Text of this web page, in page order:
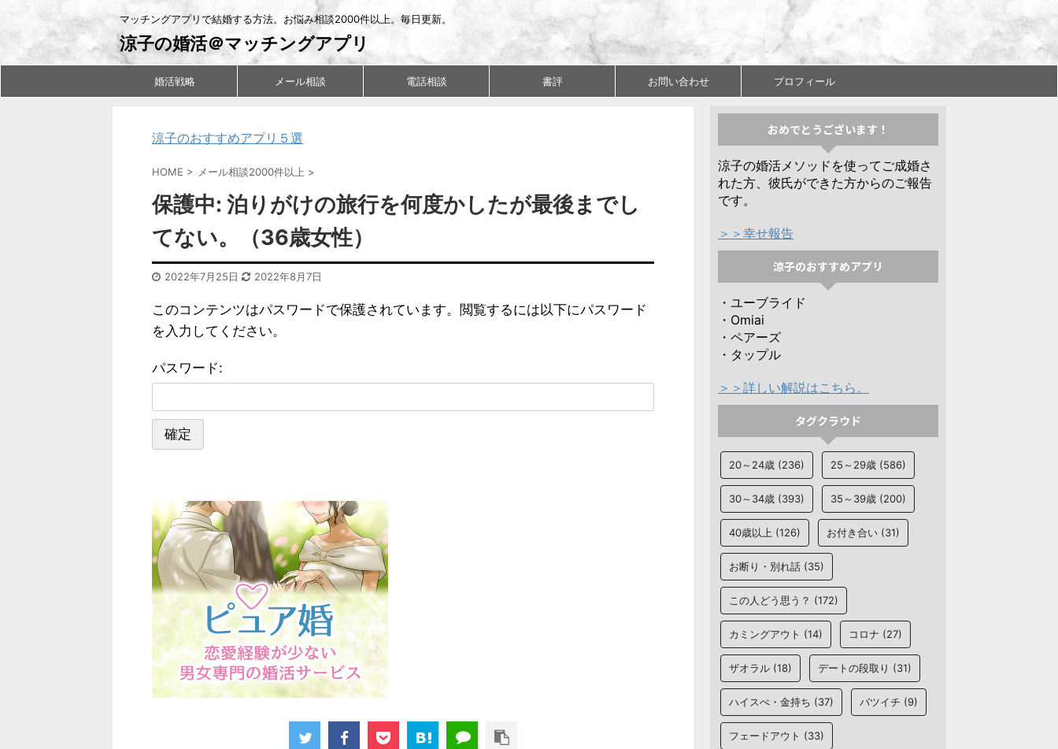
マッチングアプリで結婚する方法。お悩み相談2000件以上。毎日更新。
涼子の婚活＠マッチングアプリ
婚活戦略 メール相談 電話相談 書評 お問い合わせ プロフィール
涼子のおすすめアプリ５選
HOME > メール相談2000件以上 >
保護中: 泊りがけの旅行を何度かしたが最後までし
てない。（36歳女性）
2022年7月25日 2022年8月7日
このコンテンツはパスワードで保護されています。閲覧するには以下にパスワード
を入力してください。
パスワード:
おめでとうございます！
涼子の婚活メソッドを使ってご成婚さ
れた方、彼氏ができた方からのご報告
です。
＞＞幸せ報告
涼子のおすすめアプリ
・ユーブライド
・Omiai
・ペアーズ
・タップル
＞＞詳しい解説はこちら。
タグクラウド
20～24歳 (236) 25～29歳 (586)
30～34歳 (393) 35～39歳 (200)
40歳以上 (126) お付き合い (31)
お断り・別れ話 (35)
この人どう思う？ (172)
カミングアウト (14) コロナ (27)
ザオラル (18) デートの段取り (31)
ハイスぺ・金持ち (37) バツイチ (9)
フェードアウト (33)